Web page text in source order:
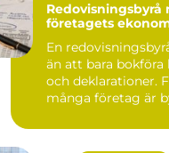
Redovisningsbyrå navet i
företagets
En
än att bara
och deklarationer.
många företag är